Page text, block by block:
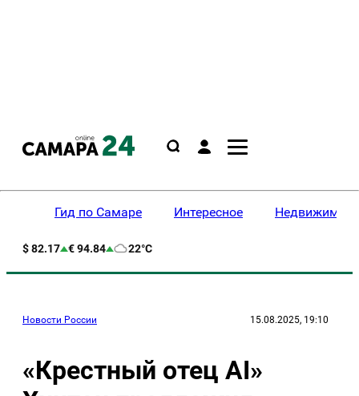
Гид по Самаре Интересное
$ 82.17 € 94.84 22°C
Новости России 15.08.2025, 19:10
«Крестный отец AI»